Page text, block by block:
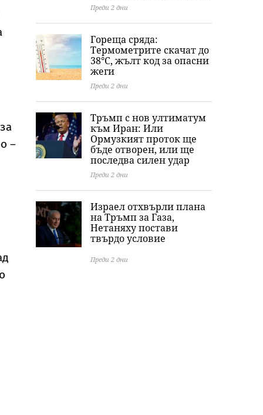
–
Преди 2 дни
Гореща сряда:
Термометрите скачат до
38°C, жълт код за опасни
жеги
Преди 2 дни
Тръмп с нов ултиматум
към Иран: Или
Ормузкият проток ще
бъде отворен, или ще
последва силен удар
Преди 2 дни
Израел отхвърли плана
на Тръмп за Газа,
Нетаняху постави
твърдо условие
Преди 2 дни